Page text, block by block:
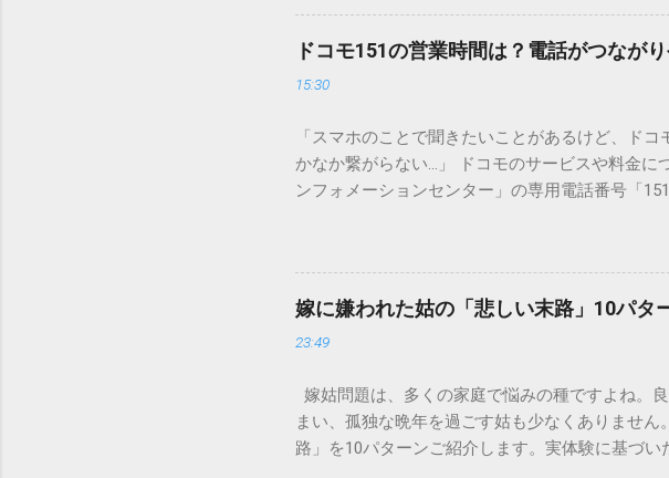
「排水口に流してはいけない」3つの理由 墨汁の
非常に微細かつ独特の粘性を持っているため、
刻な負荷 墨汁に含まれる煤の粒子は極めて微細
除去することは容易ではありません。大量に流
質があります。排水管内で墨汁が冷えて付着す
経過した住宅では配管トラブルが起きやすく、
の沈着 陶器やホーロー製のシンクに墨汁が付着
原因となります。 環境を守る！家庭でできる正
ことが絶対ルールです。以下のいずれかの方法
「可燃ごみ」へ 最も手軽で確実な方法は、液体
ドコモ151の営業時間は？電話がつなが
15:30
「スマホのことで聞きたいことがあるけど、ド
かなか繋がらない…」 ドコモのサービスや料金
ンフォメーションセンター」の専用電話番号「
では、ドコモ151の営業時間や、電話が繋がり
説します。 1. ドコモ151の営業時間は午前9時～
の受付時間は、 午前9時から午後8時まで です。
る際、まず「夜8時まで」と覚えておけば、仕事
れば、ドコモの携帯電話から151にダイヤルする
151（無料） 一般電話・他社携帯から： 0120-
後8時」の受付となっています。 2. 【詳細解説】
151は何時から 」「 151は何時まで 」といった
嫁に嫌われた姑の「悲しい末路」10パタ
23:49
嫁姑問題は、多くの家庭で悩みの種ですよね。
まい、孤独な晩年を過ごす姑も少なくありませ
路」を10パターンご紹介します。実体験に基づ